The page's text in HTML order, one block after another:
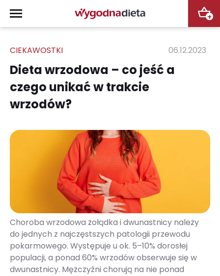
+
CIEKAWOSTKI 06.12.2023
Dieta wrzodowa – co jeść a
czego unikać w trakcie
wrzodów?
Choroba wrzodowa żołądka i dwunastnicy należy
do jednych z najczęstszych patologii przewodu
pokarmowego. Występuje u ok. 5–10% dorosłej
populacji, a ponad 60% wrzodów obserwuje się w
dwunastnicy. Mężczyźni chorują na nie ponad